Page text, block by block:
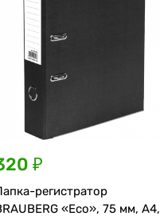
₽
регистратор
«Eco», 75 мм, А4,